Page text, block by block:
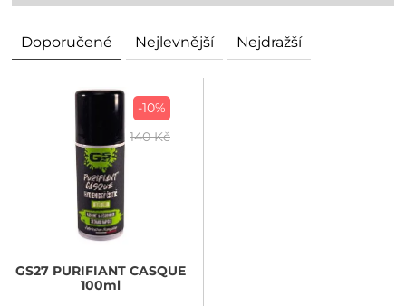
Doporučené Nejlevnější Nejdražší
-10%
140 Kč
GS27PURIFIANT CASQUE
100ml